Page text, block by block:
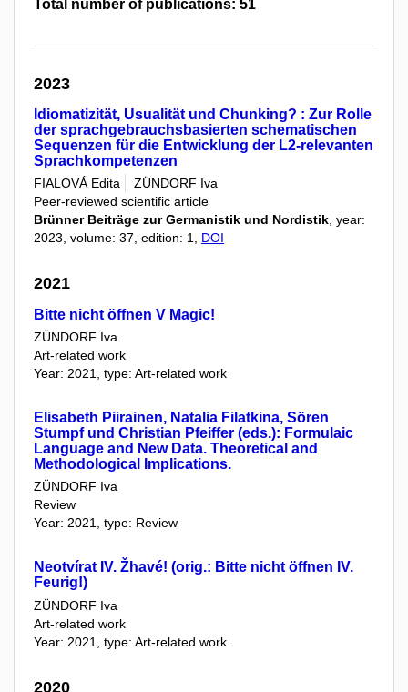
Total number of publications: 51
2023
Idiomatizität, Usualität und Chunking? : Zur Rolle
der sprachgebrauchsbasierten schematischen
Sequenzen für die Entwicklung der L2-relevanten
Sprachkompetenzen
FIALOVÁ Edita
ZÜNDORF Iva
Peer-reviewed scientific article
Brünner Beiträge zur Germanistik und Nordistik, year:
2023, volume: 37, edition: 1, DOI
2021
Bitte nicht öffnen V Magic!
ZÜNDORF Iva
Art-related work
Year: 2021, type: Art-related work
Elisabeth Piirainen, Natalia Filatkina, Sören
Stumpf und Christian Pfeiffer (eds.): Formulaic
Language and New Data. Theoretical and
Methodological Implications.
ZÜNDORF Iva
Review
Year: 2021, type: Review
Neotvírat IV. Žhavé! (orig.: Bitte nicht öffnen IV.
Feurig!)
ZÜNDORF Iva
Art-related work
Year: 2021, type: Art-related work
2020